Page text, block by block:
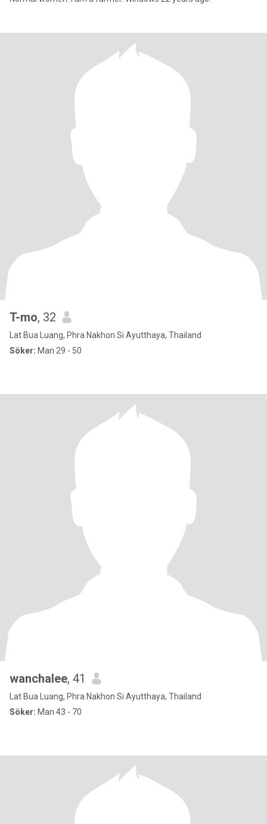
T-mo, 32
Lat Bua Luang, Phra Nakhon Si Ayutthaya, Thailand
Söker: Man 29 - 50
wanchalee, 41
Lat Bua Luang, Phra Nakhon Si Ayutthaya, Thailand
Söker: Man 43 - 70